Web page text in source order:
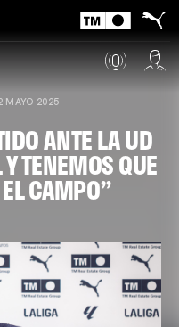
MAYO 2025
ANTE LA UD
TENEMOS QUE
CAMPO”